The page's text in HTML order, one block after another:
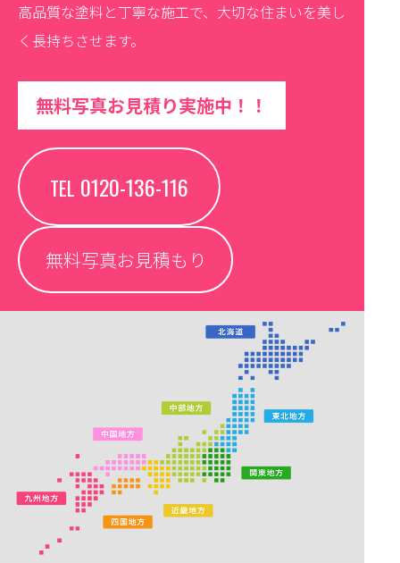
高品質な塗料と丁寧な施工で、大切な住まいを美し
く長持ちさせます。
無料写真お見積り実施中！！
TEL 0120-136-116
無料写真お見積もり